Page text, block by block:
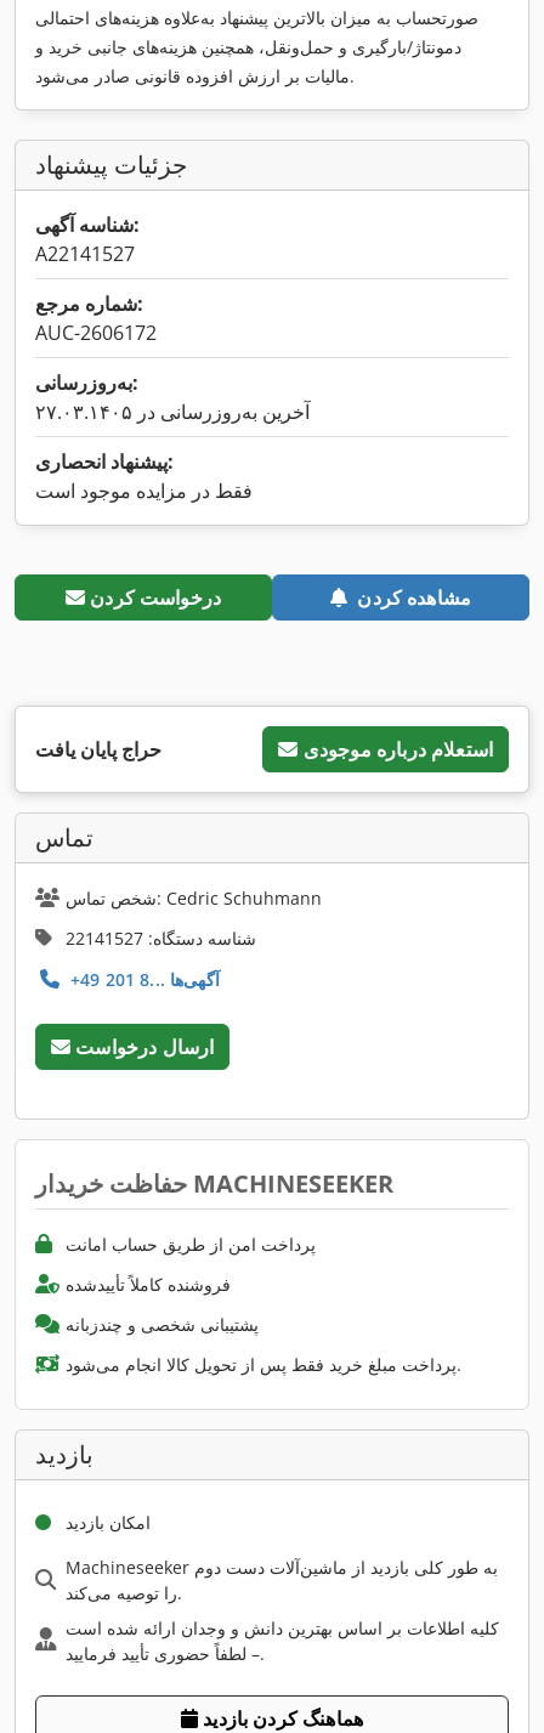
صورتحساب به میزان بالاترین پیشنهاد به‌علاوه هزینه‌های احتمالی
دمونتاژ/بارگیری و حمل‌ونقل، همچنین هزینه‌های جانبی خرید و
مالیات بر ارزش افزوده قانونی صادر می‌شود.
جزئیات پیشنهاد
شناسه آگهی:
A22141527
شماره مرجع:
AUC-2606172
به‌روزرسانی:
آخرین به‌روزرسانی در ۲۷.۰۳.۱۴۰۵
پیشنهاد انحصاری:
فقط در مزایده موجود است
درخواست کردن مشاهده کردن
حراج پایان یافت استعلام درباره موجودی
تماس
شخص تماس: Cedric Schuhmann
شناسه دستگاه: 22141527
+49 201 8... آگهی‌ها
ارسال درخواست
پرداخت امن از طریق حساب امانت
فروشنده کاملاً تأییدشده
پشتیبانی شخصی و چندزبانه
پرداخت مبلغ خرید فقط پس از تحویل کالا انجام می‌شود.
بازدید
امکان بازدید
Machineseeker به طور کلی بازدید از ماشین‌آلات دست دوم
را توصیه می‌کند.
کلیه اطلاعات بر اساس بهترین دانش و وجدان ارائه شده است
– لطفاً حضوری تأیید فرمایید.
هماهنگ کردن بازدید